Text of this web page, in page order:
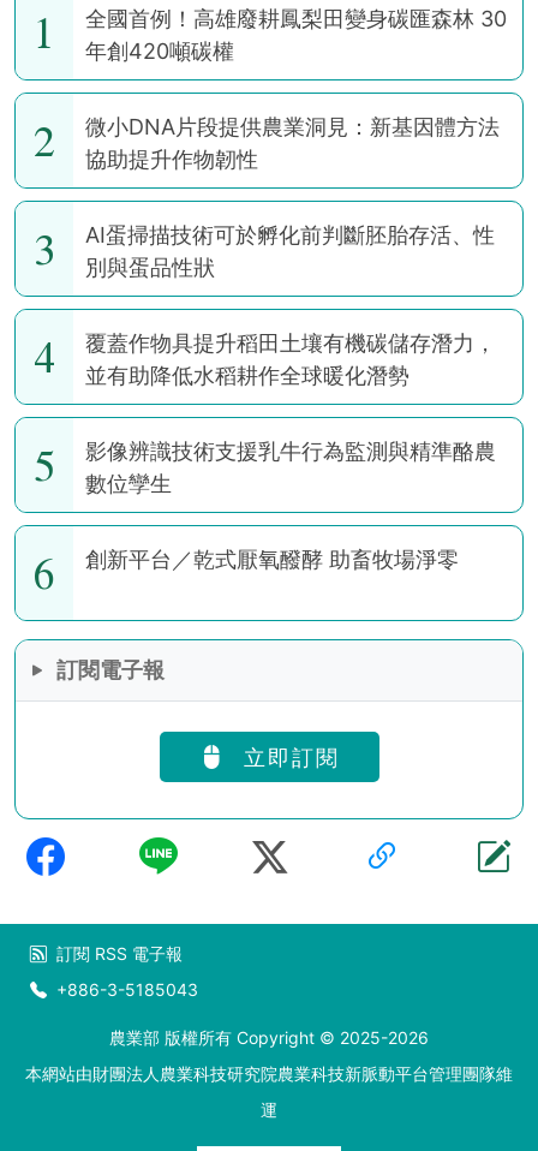
1
全國首例！高雄廢耕鳳梨田變身碳匯森林 30
年創420噸碳權
2
微小DNA片段提供農業洞見：新基因體方法
協助提升作物韌性
3
AI蛋掃描技術可於孵化前判斷胚胎存活、性
別與蛋品性狀
4
覆蓋作物具提升稻田土壤有機碳儲存潛力，
並有助降低水稻耕作全球暖化潛勢
5
影像辨識技術支援乳牛行為監測與精準酪農
數位孿生
6 創新平台／乾式厭氧醱酵 助畜牧場淨零
訂閱電子報
立即訂閱
訂閱 RSS 電子報
+886-3-5185043
農業部 版權所有 Copyright © 2025-2026
本網站由財團法人農業科技研究院農業科技新脈動平台管理團隊維
運